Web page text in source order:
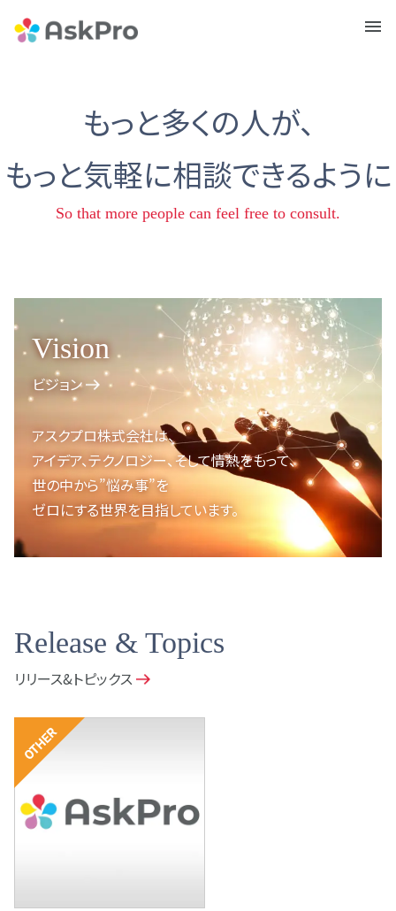
もっと多くの人が、
もっと気軽に相談できるように
So that more people can feel free to consult.
Vision
ビジョン
アスクプロ株式会社は、
アイデア、テクノロジー、そして情熱をもって、
世の中から”悩み事”を
ゼロにする世界を目指しています。
Release & Topics
リリース&トピックス
その他